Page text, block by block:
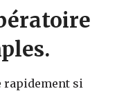
rapidement si